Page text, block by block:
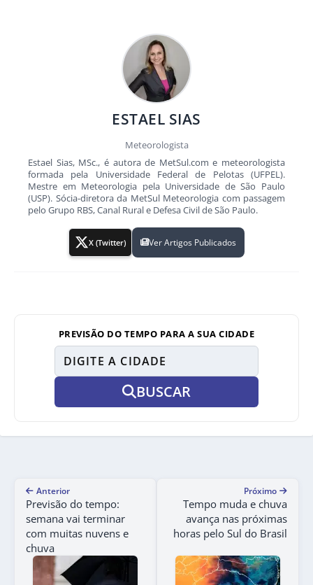
ESTAEL SIAS
Meteorologista
Estael Sias, MSc., é autora de MetSul.com e meteorologista
formada pela Universidade Federal de Pelotas (UFPEL).
Mestre em Meteorologia pela Universidade de São Paulo
(USP). Sócia-diretora da MetSul Meteorologia com passagem
pelo Grupo RBS, Canal Rural e Defesa Civil de São Paulo.
X (Twitter) Ver Artigos Publicados
PREVISÃO DO TEMPO PARA A SUA CIDADE
BUSCAR
Anterior
Previsão do tempo:
semana vai terminar
com muitas nuvens e
chuva
Próximo
Tempo muda e chuva
avança nas próximas
horas pelo Sul do Brasil